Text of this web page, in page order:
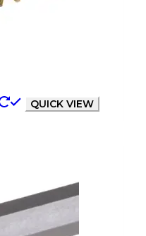
QUICK VIEW